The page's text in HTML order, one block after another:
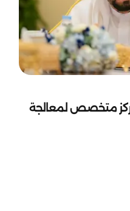
متخصص لمعالجة